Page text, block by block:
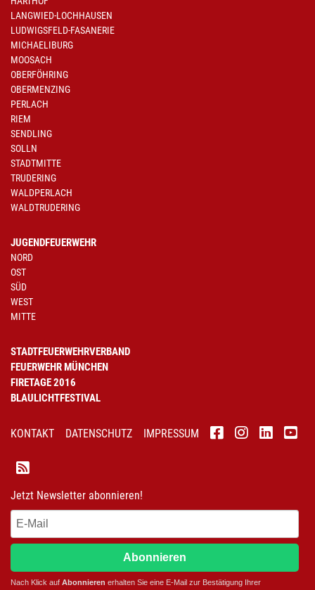
LANGWIED-LOCHHAUSEN
LUDWIGSFELD-FASANERIE
MICHAELIBURG
MOOSACH
OBERFÖHRING
OBERMENZING
PERLACH
RIEM
SENDLING
SOLLN
STADTMITTE
TRUDERING
WALDPERLACH
WALDTRUDERING
JUGENDFEUERWEHR
NORD
OST
SÜD
WEST
MITTE
STADTFEUERWEHRVERBAND
FEUERWEHR MÜNCHEN
FIRETAGE 2016
BLAULICHTFESTIVAL
KONTAKT DATENSCHUTZ IMPRESSUM
Jetzt Newsletter abonnieren!
Abonnieren
Nach Klick auf Abonnieren erhalten Sie eine E-Mail zur Bestätigung Ihrer